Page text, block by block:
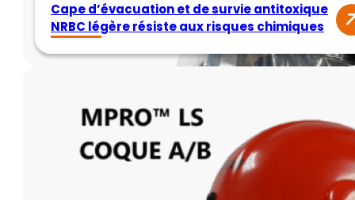
Cape d’évacuation et de survie antitoxique
NRBC légère résiste aux risques chimiques